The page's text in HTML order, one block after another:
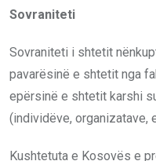
Sovraniteti
Sovraniteti i shtetit
pavarësinë e shtetit nga
epërsinë e shtetit karshi
(individëve, organizatave,
Kushtetuta e Kosovës e